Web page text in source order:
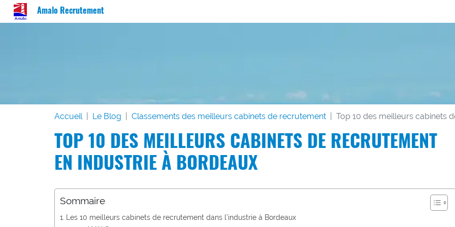
Amalo Recrutement
Accueil Le Blog Classements des meilleurs cabinets de recrutement Top 10 des meilleurs cabinets
TOP 10 DES MEILLEURS CABINETS DE RECRUTEMENT
EN INDUSTRIE À BORDEAUX
Sommaire
Les 10 meilleurs cabinets de recrutement dans l’industrie à Bordeaux